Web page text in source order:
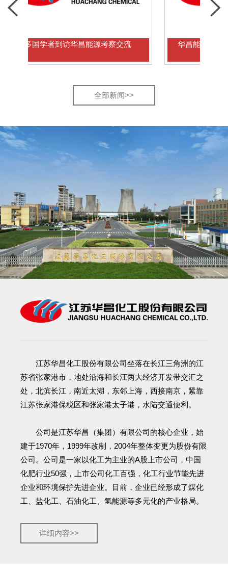
学者到访华昌能源考察交流 华昌能源重点科研项目
全部新闻>>
江苏华昌化工股份有限公司坐落在长江三角洲的江
苏省张家港市，地处沿海和长江两大经济开发带交汇之
处，北滨长江，南近太湖，东邻上海，西接南京，紧靠
江苏张家港保税区和张家港太子港，水陆交通便利。
公司是江苏华昌（集团）有限公司的核心企业，始
建于1970年，1999年改制，2004年整体变更为股份有限
公司。公司是一家以化工为主业的A股上市公司，中国
化肥行业50强，上市公司化工百强，化工行业节能先进
企业和环境保护先进企业。目前，企业已经形成了煤化
工、盐化工、石油化工、氢能源等多元化的产业格局。
详细内容>>